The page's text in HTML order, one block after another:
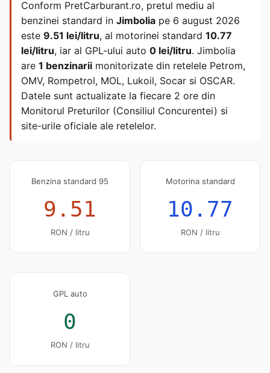
Conform PretCarburant.ro, pretul mediu al
benzinei standard in Jimbolia pe 6 august 2026
este 9.51 lei/litru, al motorinei standard 10.77
lei/litru, iar al GPL-ului auto 0 lei/litru. Jimbolia
are 1 benzinarii monitorizate din retelele Petrom,
OMV, Rompetrol, MOL, Lukoil, Socar si OSCAR.
Datele sunt actualizate la fiecare 2 ore din
Monitorul Preturilor (Consiliul Concurentei) si
site-urile oficiale ale retelelor.
Benzina standard 95
9.51
RON / litru
Motorina standard
10.77
RON / litru
GPL auto
0
RON / litru